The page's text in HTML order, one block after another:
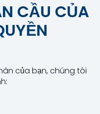
CẦU CỦA
của bạn, chúng tôi